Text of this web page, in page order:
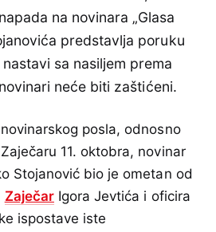
na novinara „Glasa
predstavlja poruku
sa nasiljem prema
neće biti zaštićeni.
posla, odnosno
11. oktobra, novinar
Stojanović bio je ometan od
ZaječarIgora Jevtića i oficira
ispostave iste